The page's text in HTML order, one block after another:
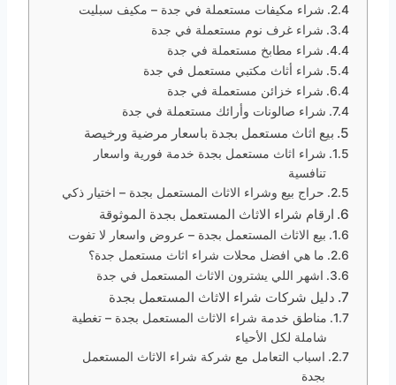
شراء مكيفات مستعملة في جدة – مكيف سبليت
شراء غرف نوم مستعملة في جدة
شراء مطابخ مستعملة في جدة
شراء أثاث مكتبي مستعمل في جدة
شراء خزائن مستعملة في جدة
شراء صالونات وأرائك مستعملة في جدة
بيع اثاث مستعمل بجدة باسعار مرضية ورخيصة
شراء اثاث مستعمل بجدة خدمة فورية واسعار
تنافسية
حراج بيع وشراء الاثاث المستعمل بجدة – اختيار ذكي
ارقام شراء الاثاث المستعمل بجدة الموثوقة
بيع الاثاث المستعمل بجدة – عروض واسعار لا تفوت
ما هي افضل محلات شراء اثاث مستعمل جدة؟
اشهر اللي يشترون الاثاث المستعمل في جدة
دليل شركات شراء الاثاث المستعمل بجدة
مناطق خدمة شراء الاثاث المستعمل بجدة – تغطية
شاملة لكل الأحياء
اسباب التعامل مع شركة شراء الاثاث المستعمل
بجدة